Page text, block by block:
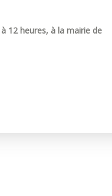
12 heures, à la mairie de